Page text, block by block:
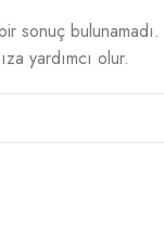
sonuç
yardımcı olur.